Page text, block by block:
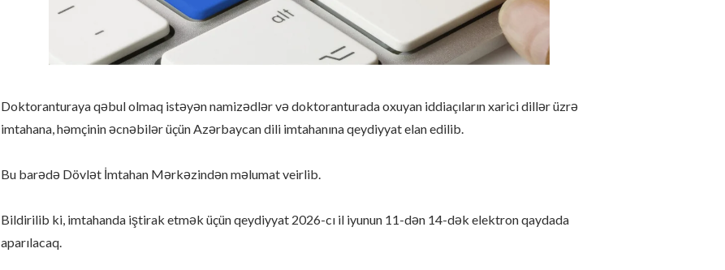
Doktoranturaya qəbul olmaq istəyən namizədlər və doktoranturada oxuyan iddiaçıların xarici dillər üzrə
imtahana, həmçinin əcnəbilər üçün Azərbaycan dili imtahanına qeydiyyat elan edilib.
Bu barədə Dövlət İmtahan Mərkəzindən məlumat veirlib.
Bildirilib ki, imtahanda iştirak etmək üçün qeydiyyat 2026-cı il iyunun 11-dən 14-dək elektron qaydada
aparılacaq.